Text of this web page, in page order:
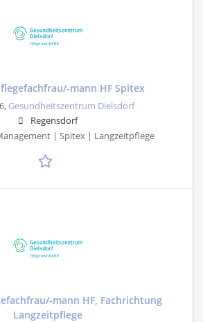
mann HF Spitex
Gesundheitszentrum Dielsdorf
Regensdorf
| Spitex | Langzeitpflege
mann HF, Fachrichtung
Langzeitpflege